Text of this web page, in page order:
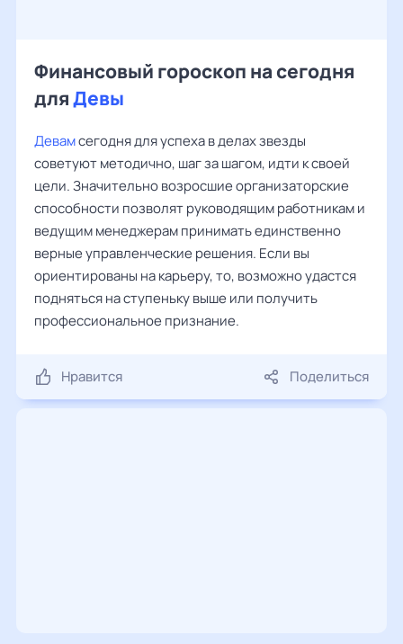
Финансовый гороскоп на сегодня
дляДевы
Девамсегодня для успеха в делах звезды
советуют методично, шаг за шагом, идти к своей
цели. Значительно возросшие организаторские
способности позволят руководящим работникам и
ведущим менеджерам принимать единственно
верные управленческие решения. Если вы
ориентированы на карьеру, то, возможно удастся
подняться на ступеньку выше или получить
профессиональное признание.
Нравится Поделиться